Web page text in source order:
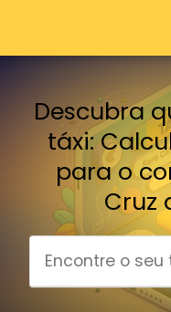
Descubra
táxi:
para o
Cruz